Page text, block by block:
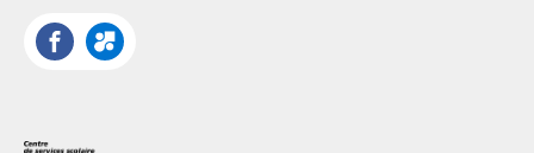
Facebook
Portail
Mozaik